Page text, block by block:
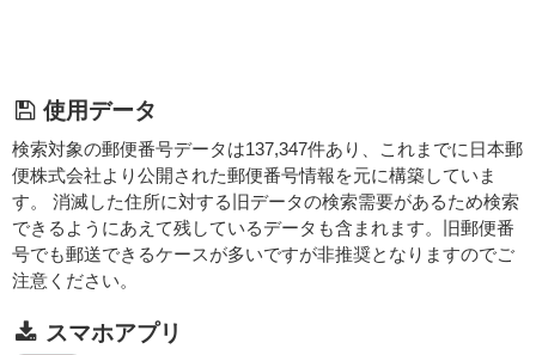
使用データ
検索対象の郵便番号データは137,347件あり、これまでに日本郵
便株式会社より公開された郵便番号情報を元に構築していま
す。 消滅した住所に対する旧データの検索需要があるため検索
できるようにあえて残しているデータも含まれます。旧郵便番
号でも郵送できるケースが多いですが非推奨となりますのでご
注意ください。
スマホアプリ